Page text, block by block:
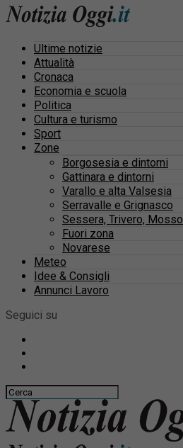
Ultime notizie
Attualità
Cronaca
Economia e scuola
Politica
Cultura e turismo
Sport
Zone
Borgosesia e dintorni
Gattinara e dintorni
Varallo e alta Valsesia
Serravalle e Grignasco
Sessera, Trivero, Mosso
Fuori zona
Novarese
Meteo
Idee & Consigli
Annunci Lavoro
Seguici su